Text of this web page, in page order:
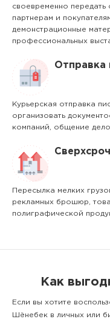
своевременно передать
партнерам и
демонстрационные
профессиональных
Отправка
Курьерская отправка
организовать
компаний, общение
Пересылка мелких
рекламных брошюр,
полиграфической
Как
Если вы хотите
Шёнебек в личных или